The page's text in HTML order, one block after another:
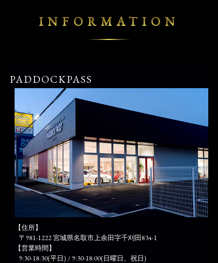
INFORMATION
PADDOCKPASS
【住所】
〒981-1222 宮城県名取市上余田字千刈田834-1
【営業時間】
9:30-18:30(平日) / 9:30-18:00(日曜日、祝日)